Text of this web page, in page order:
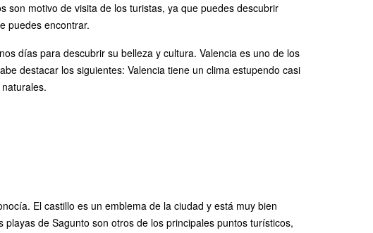
son motivo de visita de los turistas, ya que puedes descubrir
puedes encontrar.
días para descubrir su belleza y cultura. Valencia es uno de los
destacar los siguientes: Valencia tiene un clima estupendo casi
El castillo es un emblema de la ciudad y está muy bien
de Sagunto son otros de los principales puntos turísticos,